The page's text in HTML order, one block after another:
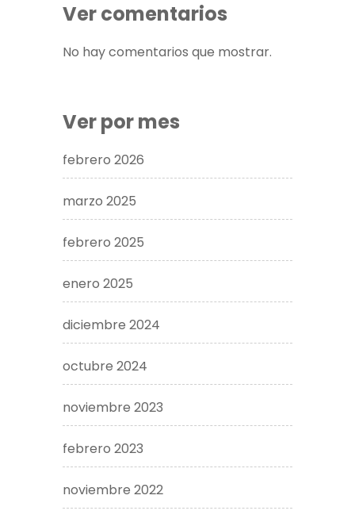
Ver comentarios
No hay comentarios que mostrar.
Ver por mes
febrero 2026
marzo 2025
febrero 2025
enero 2025
diciembre 2024
octubre 2024
noviembre 2023
febrero 2023
noviembre 2022